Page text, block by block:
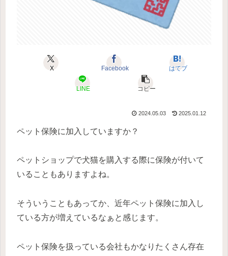
X Facebook はてブ
LINE コピー
2024.05.03 2025.01.12
ペット保険に加入していますか？
ペットショップで犬猫を購入する際に保険が付いて
いることもありますよね。
そういうこともあってか、近年ペット保険に加入し
ている方が増えているなぁと感じます。
ペット保険を扱っている会社もかなりたくさん存在